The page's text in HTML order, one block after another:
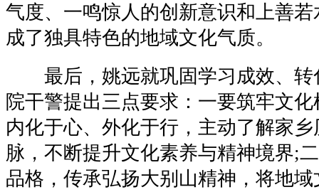
气度、一鸣惊人的创新意识和上善
成了独具特色的地域文化气质。
最后，姚远就巩固学习成效、转
院干警提出三点要求：一要筑牢文
内化于心、外化于行，主动了解家
脉，不断提升文化素养与精神境界;
品格，传承弘扬大别山精神，将地